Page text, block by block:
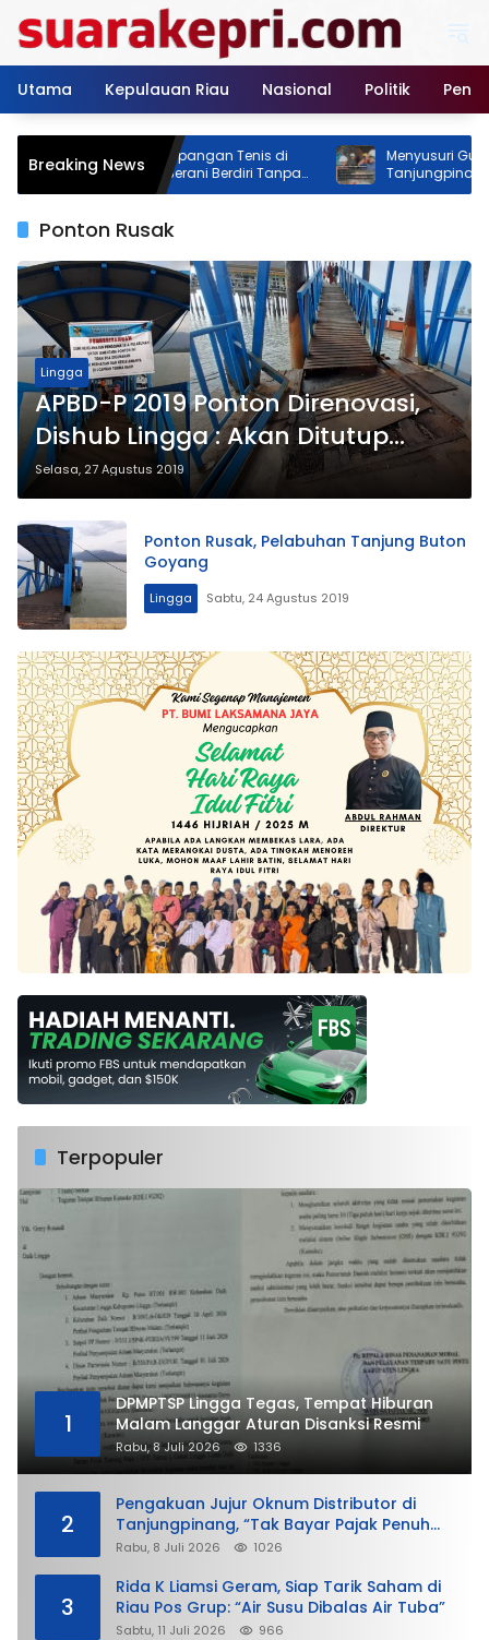
konten
Utama
Kepulauan Riau Nasional Politik
Breaking News
Feodal! Proyek Lapangan Tenis di
Rimba Jaya Berani Berdiri Tanpa
Malah Pamer Progres 70
Menyusuri Gudang
Tanjungpinang: Ria
Memastikan Stok Beras
Ponton Rusak
Lingga
APBD-P 2019 Ponton Direnovasi,
Dishub Lingga : Akan Ditutup
Sementara
Selasa, 27 Agustus 2019
Ponton Rusak, Pelabuhan Tanjung Buton
Goyang
Lingga Sabtu, 24 Agustus 2019
Terpopuler
1
DPMPTSP Lingga Tegas, Tempat Hiburan
Malam Langgar Aturan Disanksi Resmi
Rabu, 8 Juli 2026 1336
2
Pengakuan Jujur Oknum Distributor di
Tanjungpinang, “Tak Bayar Pajak Penuh
demi Untung”
Rabu, 8 Juli 2026 1026
3
Rida K Liamsi Geram, Siap Tarik Saham di
Riau Pos Grup: “Air Susu Dibalas Air Tuba”
Sabtu, 11 Juli 2026 966